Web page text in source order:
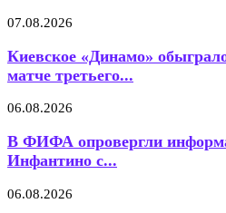
07.08.2026
Киевское «Динамо»
матче третьего...
06.08.2026
В ФИФА опровергли
Инфантино с...
06.08.2026